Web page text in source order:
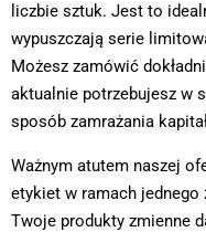
liczbie sztuk. Jest to
wypuszczają serie
Możesz zamówić
aktualnie potrzebujesz w
sposób zamrażania
Ważnym atutem naszej
etykiet w ramach jednego
Twoje produkty zmienne